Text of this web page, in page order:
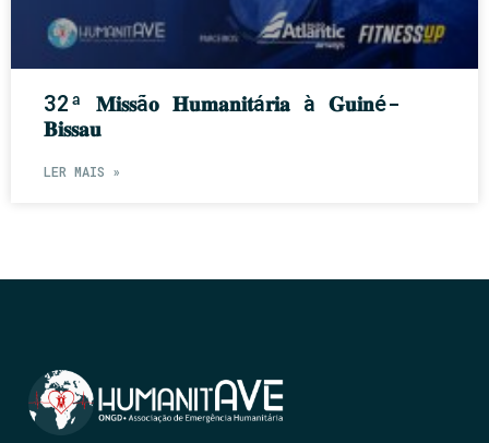
32ª 𝐌𝐢𝐬𝐬ã𝐨 𝐇𝐮𝐦𝐚𝐧𝐢𝐭á𝐫𝐢𝐚 à 𝐆𝐮𝐢𝐧é-
𝐁𝐢𝐬𝐬𝐚𝐮
LER MAIS »